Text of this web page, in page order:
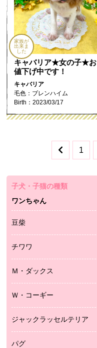
家族が
出来ま
した
キャバリア★女の子★お
値下げ中です！
キャバリア
毛色：ブレンハイム
Birth：2023/03/17
1
子犬・子猫の種類
ワンちゃん
豆柴
チワワ
Ｍ・ダックス
Ｗ・コーギー
ジャックラッセルテリア
パグ